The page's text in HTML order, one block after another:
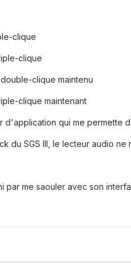
clique
clique
clique maintenu
clique maintenant
d'application qui me
du SGS III, le lecteur audio
par me saouler avec son